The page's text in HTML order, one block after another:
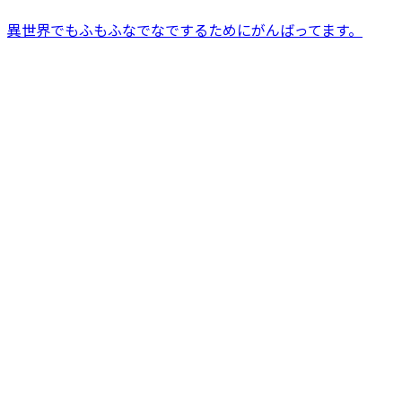
異世界でもふもふなでなでするためにがんばってます。